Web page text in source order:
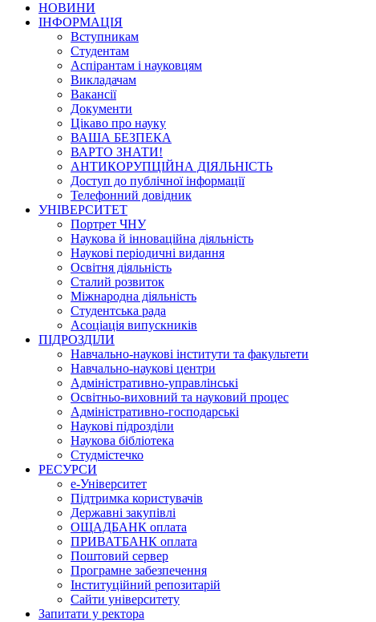
НОВИНИ
ІНФОРМАЦІЯ
Вступникам
Студентам
Аспірантам і науковцям
Викладачам
Вакансії
Документи
Цікаво про науку
ВАША БЕЗПЕКА
ВАРТО ЗНАТИ!
АНТИКОРУПЦІЙНА ДІЯЛЬНІСТЬ
Доступ до публічної інформації
Телефонний довідник
УНІВЕРСИТЕТ
Портрет ЧНУ
Наукова й інноваційна діяльність
Наукові періодичні видання
Освітня діяльність
Сталий розвиток
Міжнародна діяльність
Студентська рада
Асоціація випускників
ПІДРОЗДІЛИ
Навчально-наукові інститути та факультети
Навчально-наукові центри
Адміністративно-управлінські
Освітньо-виховний та науковий процес
Адміністративно-господарські
Наукові підрозділи
Наукова бібліотека
Студмістечко
РЕСУРСИ
е-Університет
Підтримка користувачів
Державні закупівлі
ОЩАДБАНК оплата
ПРИВАТБАНК оплата
Поштовий сервер
Програмне забезпечення
Інституційний репозитарій
Сайти університету
Запитати у ректора